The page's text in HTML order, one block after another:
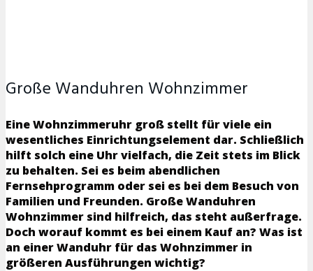
Große Wanduhren Wohnzimmer
Eine Wohnzimmeruhr groß stellt für viele ein
wesentliches Einrichtungselement dar. Schließlich
hilft solch eine Uhr vielfach, die Zeit stets im Blick
zu behalten. Sei es beim abendlichen
Fernsehprogramm oder sei es bei dem Besuch von
Familien und Freunden. Große Wanduhren
Wohnzimmer sind hilfreich, das steht außerfrage.
Doch worauf kommt es bei einem Kauf an? Was ist
an einer Wanduhr für das Wohnzimmer in
größeren Ausführungen wichtig?